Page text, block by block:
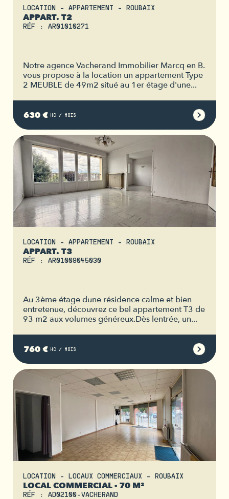
LOCATION - APPARTEMENT - ROUBAIX
APPART. T2
RÉF : AR01010271
Notre agence Vacherand Immobilier Marcq en B.
vous propose à la location un appartement Type
2 MEUBLE de 49m2 situé au 1er étage d'une...
630 € HC / MOIS
LOCATION - APPARTEMENT - ROUBAIX
APPART. T3
RÉF : AR01009045030
Au 3ème étage dune résidence calme et bien
entretenue, découvrez ce bel appartement T3 de
93 m2 aux volumes généreux.Dès lentrée, un...
760 € HC / MOIS
LOCATION - LOCAUX COMMERCIAUX - ROUBAIX
LOCAL COMMERCIAL - 70 M²
RÉF : AD02100-VACHERAND